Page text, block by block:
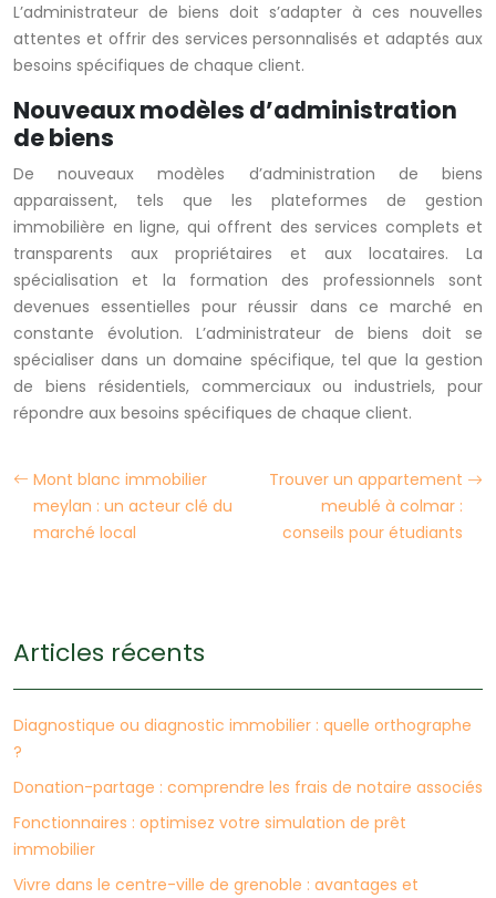
L’administrateur de biens doit s’adapter à ces nouvelles
attentes et offrir des services personnalisés et adaptés aux
besoins spécifiques de chaque client.
Nouveaux modèles d’administration
de biens
De nouveaux modèles d’administration de biens
apparaissent, tels que les plateformes de gestion
immobilière en ligne, qui offrent des services complets et
transparents aux propriétaires et aux locataires. La
spécialisation et la formation des professionnels sont
devenues essentielles pour réussir dans ce marché en
constante évolution. L’administrateur de biens doit se
spécialiser dans un domaine spécifique, tel que la gestion
de biens résidentiels, commerciaux ou industriels, pour
répondre aux besoins spécifiques de chaque client.
Mont blanc immobilier
meylan : un acteur clé du
marché local
Trouver un appartement
meublé à colmar :
conseils pour étudiants
Articles récents
Diagnostique ou diagnostic immobilier : quelle orthographe
?
Donation-partage : comprendre les frais de notaire associés
Fonctionnaires : optimisez votre simulation de prêt
immobilier
Vivre dans le centre-ville de grenoble : avantages et